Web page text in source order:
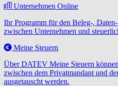
Unternehmen Online
Ihr Programm für den Beleg-,
zwischen Unternehmen und
Meine Steuern
Über DATEV Meine Steuern
zwischen dem Privatmandant und
ausgetauscht werden.